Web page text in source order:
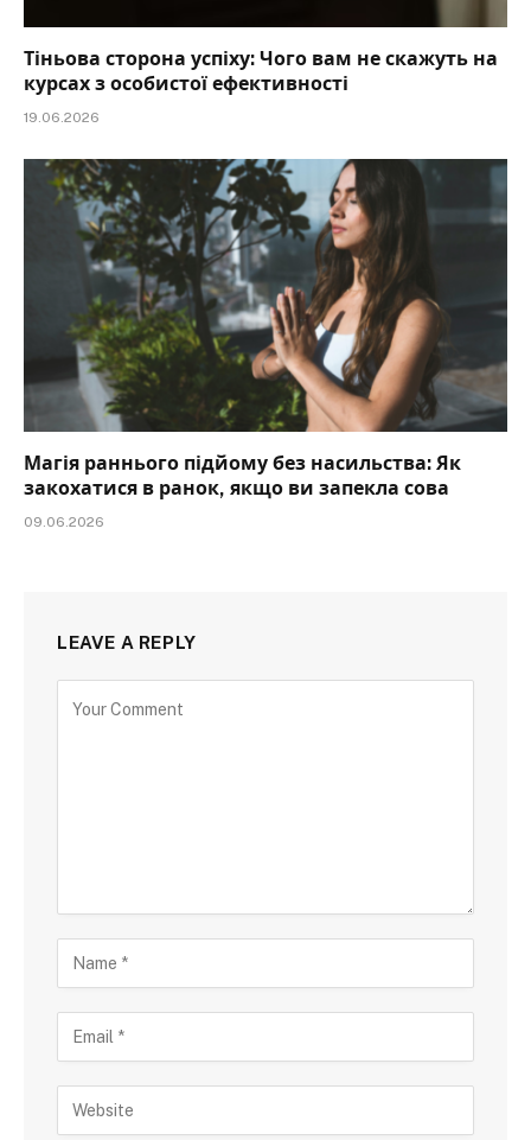
Тіньова сторона успіху: Чого вам не скажуть на
курсах з особистої ефективності
19.06.2026
Магія раннього підйому без насильства: Як
закохатися в ранок, якщо ви запекла сова
09.06.2026
LEAVE A REPLY